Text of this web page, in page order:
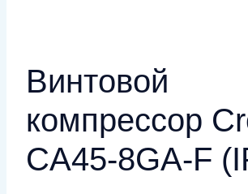
Винтовой
компрессор
CA45-8GA-F